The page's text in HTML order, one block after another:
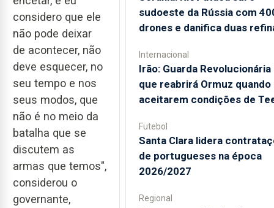
considero que ele
não pode deixar
de acontecer, não
deve esquecer, no
seu tempo e nos
seus modos, que
não é no meio da
batalha que se
discutem as
armas que temos",
considerou o
governante,
sudoeste da Rússia com
drones e danifica duas
Internacional
Irão: Guarda Revolucionária
que reabrirá Ormuz quando
aceitarem condições de
Futebol
Santa Clara lidera
de portugueses na época
2026/2027
Regional